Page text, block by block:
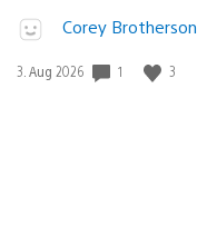
Corey Brotherson
Veröffentlichungsdatum:
3. Aug 2026 1 3